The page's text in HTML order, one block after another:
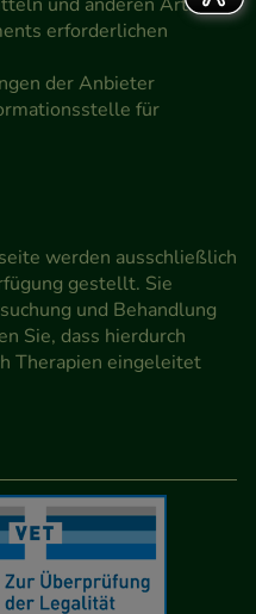
erforderlichen
der Anbieter
für
werden ausschließlich
gestellt. Sie
und Behandlung
Sie, dass hierdurch
Therapien eingeleitet